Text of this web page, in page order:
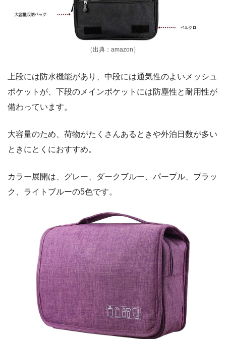
（出典：amazon）
上段には防水機能があり、中段には通気性のよいメッシュ
ポケットが、下段のメインポケットには防塵性と耐用性が
備わっています。
大容量のため、荷物がたくさんあるときや外泊日数が多い
ときにとくにおすすめ。
カラー展開は、グレー、ダークブルー、パープル、ブラッ
ク、ライトブルーの5色です。